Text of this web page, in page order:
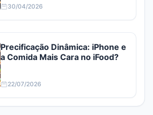
30/04/2026
Precificação Dinâmica: iPhone e
a Comida Mais Cara no iFood?
22/07/2026